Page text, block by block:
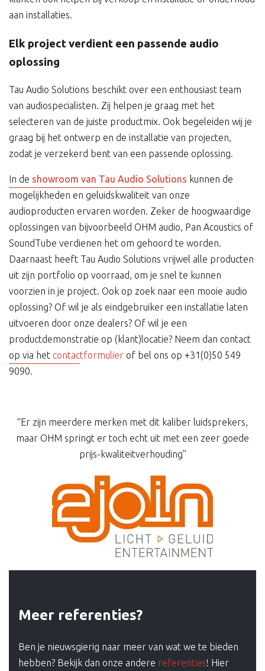
aan installaties.
Elk project verdient een passende audio
oplossing
Tau Audio Solutions beschikt over een enthousiast team
van audiospecialisten. Zij helpen je graag met het
selecteren van de juiste productmix. Ook begeleiden wij je
graag bij het ontwerp en de installatie van projecten,
zodat je verzekerd bent van een passende oplossing.
In de showroom van Tau Audio Solutions kunnen de
mogelijkheden en geluidskwaliteit van onze
audioproducten ervaren worden. Zeker de hoogwaardige
oplossingen van bijvoorbeeld OHM audio, Pan Acoustics of
SoundTube verdienen het om gehoord te worden.
Daarnaast heeft Tau Audio Solutions vrijwel alle producten
uit zijn portfolio op voorraad, om je snel te kunnen
voorzien in je project. Ook op zoek naar een mooie audio
oplossing? Of wil je als eindgebruiker een installatie laten
uitvoeren door onze dealers? Of wil je een
productdemonstratie op (klant)locatie? Neem dan contact
op via het contactformulier of bel ons op +31(0)50 549
9090.
“Er zijn meerdere merken met dit kaliber luidsprekers,
maar OHM springt er toch echt uit met een zeer goede
prijs-kwaliteitverhouding”
Meer referenties?
Ben je nieuwsgierig naar meer van wat we te bieden
hebben? Bekijk dan onze andere referenties! Hier